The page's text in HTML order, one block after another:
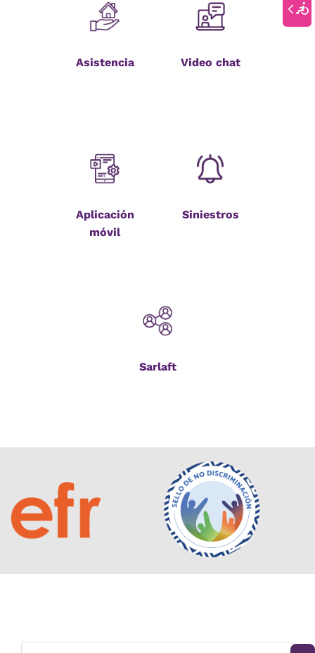
Asistencia Video chat
Aplicación
móvil
Siniestros
Sarlaft